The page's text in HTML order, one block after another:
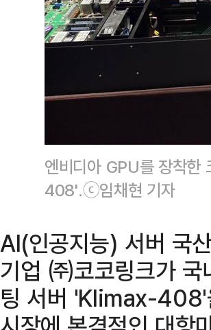
엔비디아 GPU를 장착
408'.ⓒ임채현 기자
AI(인공지능) 서버 국
기업 ㈜코코링크가 국
팅 서버 'Klimax-408'